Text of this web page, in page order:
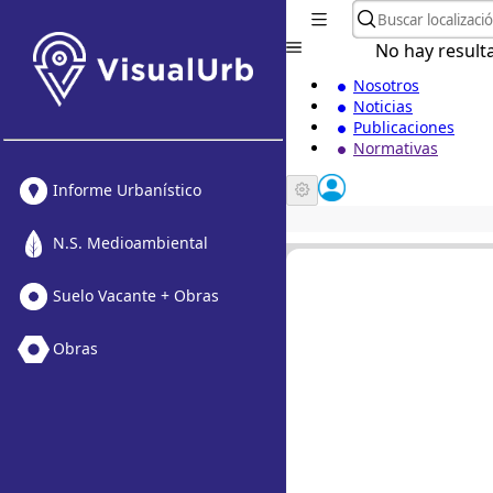
Informe Urbanístico
N.S. Medioambiental
Suelo Vacante + Obras
Obras
No hay
Nosotros
Noticias
Publicaciones
Normativas